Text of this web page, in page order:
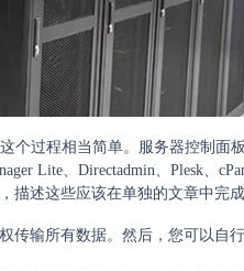
个过程相当简单。服务器控制面
Lite、Directadmin、Plesk、
描述这些应该在单独的文章中完成
输所有数据。然后，您可以自